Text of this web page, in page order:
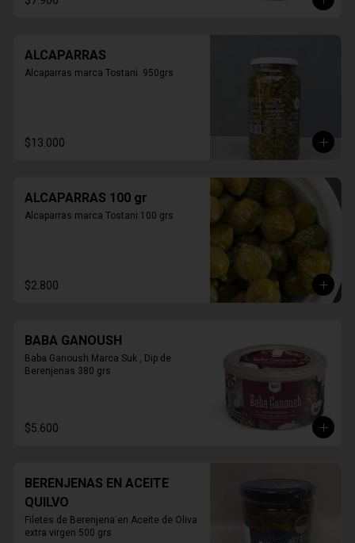
ALCAPARRAS
Alcaparras marca Tostani  950grs
$13.000
ALCAPARRAS 100 gr
Alcaparras marca Tostani 100 grs
$2.800
BABA GANOUSH
Baba Ganoush Marca Suk , Dip de
Berenjenas 380 grs
$5.600
BERENJENAS EN ACEITE
QUILVO
Filetes de Berenjena en Aceite de Oliva
extra virgen 500 grs